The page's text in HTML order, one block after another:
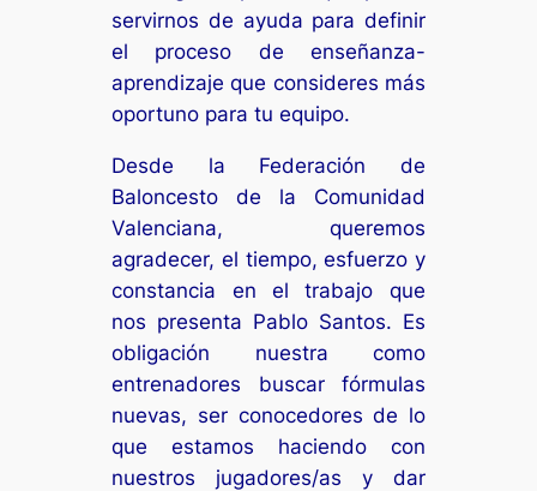
servirnos de ayuda para definir
el proceso de enseñanza-
aprendizaje que consideres más
oportuno para tu equipo.
Desde la Federación de
Baloncesto de la Comunidad
Valenciana, queremos
agradecer, el tiempo, esfuerzo y
constancia en el trabajo que
nos presenta Pablo Santos. Es
obligación nuestra como
entrenadores buscar fórmulas
nuevas, ser conocedores de lo
que estamos haciendo con
nuestros jugadores/as y dar